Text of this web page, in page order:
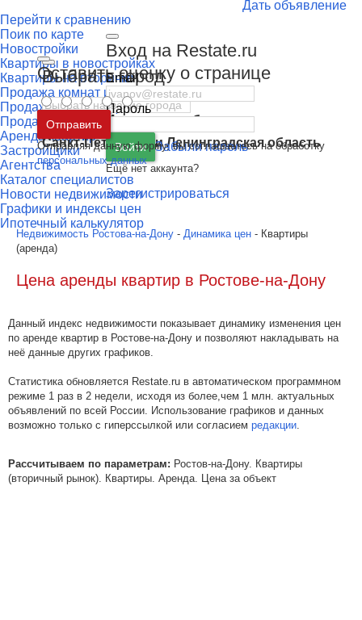
Дать объявление
Перейти к сравнению
Поик по карте
Новостройки
Квартиры в новостройках
Квартиры на вторичке
Продажа комнат и долей
Продажа домов и дач
Продажа участков
Аренда квартир
Застройщики
Агентства
Каталог специалистов
Новости недвижимости
Графики и индексы цен
Ипотечный калькулятор
Выбрать город
Москва и
Московская область
Санкт-Петербург иЛенинградская область
Вход на Restate.ru
Email
Пароль
Войти Забыли пароль
Ещё нет аккаунта?
Зарегистрироваться
Недвижимость Ростова-на-Дону - Динамика цен - Квартиры
(аренда)
Цена аренды квартир в Ростове-на-Дону
Данный индекс недвижимости показывает динамику изменения цен
по аренде квартир в Ростове-на-Дону и позволяют накладывать на
неё данные других графиков.
Статистика обновляется Restate.ru в автоматическом программном
режиме 1 раз в 2 недели, исходя из более,чем 1 млн. актуальных
объявлений по всей России. Использование графиков и данных
возможно только с гиперссылкой или согласием редакции.
Рассчитываем по параметрам: Ростов-на-Дону. Квартиры
(вторичный рынок). Квартиры. Аренда. Цена за объект
Оставить оценку о странице
Отправить
Отправляя данную форму, вы соглашаетесь на обработку
персональных данных